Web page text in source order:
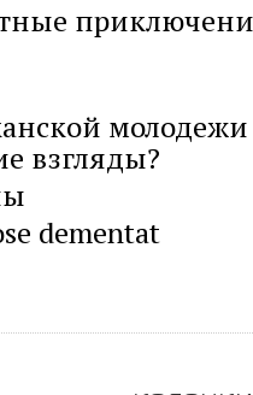
молодежи
взгляды?
dementat